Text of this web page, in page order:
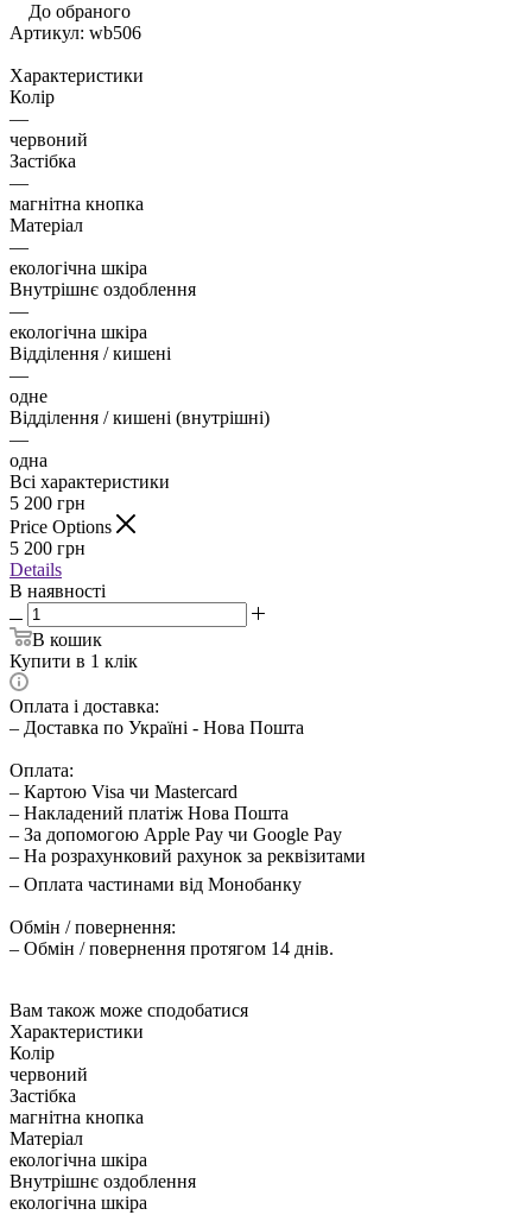
До обраного
Артикул: wb506
Характеристики
Колір
—
червоний
Застібка
—
магнітна кнопка
Матеріал
—
екологічна шкіра
Внутрішнє оздоблення
—
екологічна шкіра
Відділення / кишені
—
одне
Відділення / кишені (внутрішні)
—
одна
Всі характеристики
5 200 грн
Price Options
5 200 грн
Details
В наявності
В кошик
Купити в 1 клік
Оплата і доставка:
– Доставка по Україні - Нова Пошта
Оплата:
– Картою Visa чи Mastercard
– Накладений платіж Нова Пошта
– За допомогою Apple Pay чи Google Pay
– На розрахунковий рахунок за реквізитами
– Оплата частинами від Монобанку
Обмін / повернення:
– Обмін / повернення протягом 14 днів.
Вам також може сподобатися
Характеристики
Колір
червоний
Застібка
магнітна кнопка
Матеріал
екологічна шкіра
Внутрішнє оздоблення
екологічна шкіра